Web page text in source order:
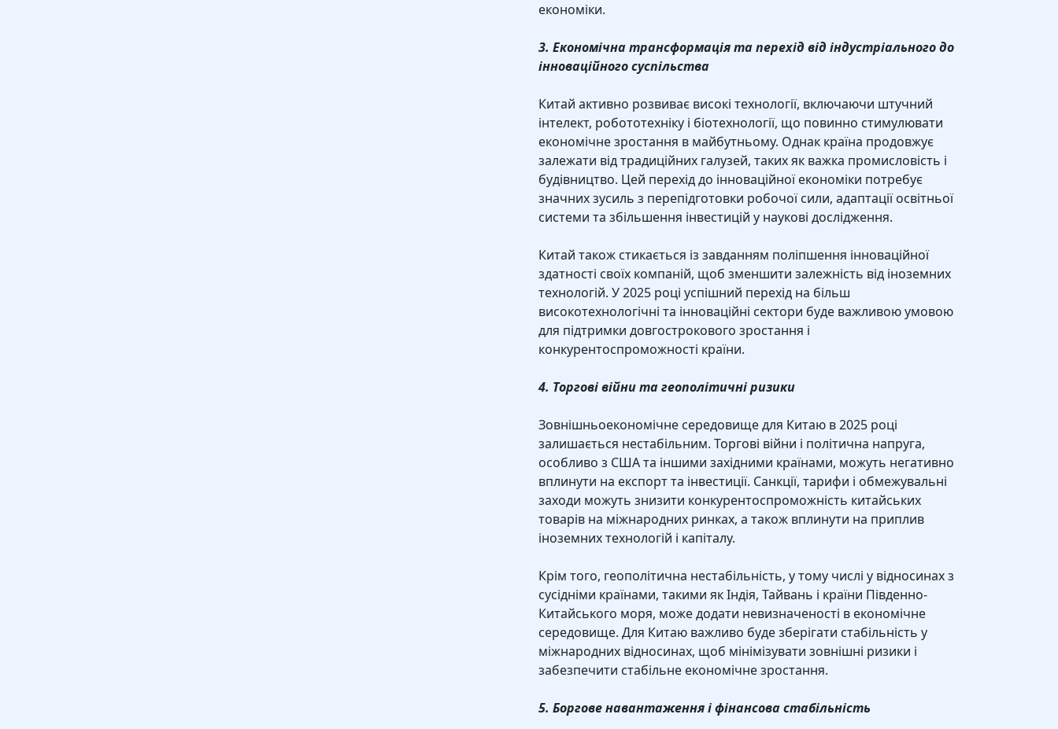
економіки.
3. Економічна трансформація та перехід від індустріального до
інноваційного суспільства
Китай активно розвиває високі технології, включаючи штучний
інтелект, робототехніку і біотехнології, що повинно стимулювати
економічне зростання в майбутньому. Однак країна продовжує
залежати від традиційних галузей, таких як важка промисловість і
будівництво. Цей перехід до інноваційної економіки потребує
значних зусиль з перепідготовки робочої сили, адаптації освітньої
системи та збільшення інвестицій у наукові дослідження.
Китай також стикається із завданням поліпшення інноваційної
здатності своїх компаній, щоб зменшити залежність від іноземних
технологій. У 2025 році успішний перехід на більш
високотехнологічні та інноваційні сектори буде важливою умовою
для підтримки довгострокового зростання і
конкурентоспроможності країни.
4. Торгові війни та геополітичні ризики
Зовнішньоекономічне середовище для Китаю в 2025 році
залишається нестабільним. Торгові війни і політична напруга,
особливо з США та іншими західними країнами, можуть негативно
вплинути на експорт та інвестиції. Санкції, тарифи і обмежувальні
заходи можуть знизити конкурентоспроможність китайських
товарів на міжнародних ринках, а також вплинути на приплив
іноземних технологій і капіталу.
Крім того, геополітична нестабільність, у тому числі у відносинах з
сусідніми країнами, такими як Індія, Тайвань і країни Південно-
Китайського моря, може додати невизначеності в економічне
середовище. Для Китаю важливо буде зберігати стабільність у
міжнародних відносинах, щоб мінімізувати зовнішні ризики і
забезпечити стабільне економічне зростання.
5. Боргове навантаження і фінансова стабільність